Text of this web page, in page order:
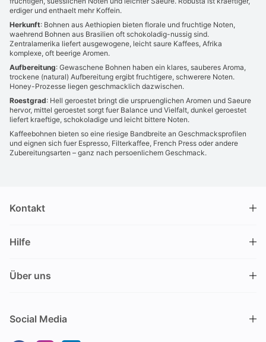
erdiger und enthaelt mehr Koffein.
Herkunft: Bohnen aus Aethiopien bieten florale und fruchtige Noten,
waehrend Bohnen aus Brasilien oft schokoladig-nussig sind.
Zentralamerika liefert ausgewogene, leicht saure Kaffees, Afrika
komplexe, oft beerige Aromen.
Aufbereitung: Gewaschene Bohnen haben ein klares, sauberes Aroma,
trockene (natural) Aufbereitung ergibt fruchtigere, schwerere Noten.
Honey-Prozesse liegen geschmacklich dazwischen.
Roestgrad: Hell geroestet bringt die urspruenglichen Aromen und Saeure
hervor, mittel geroestet sorgt fuer Balance und Vielfalt, dunkel geroestet
liefert kraeftige, schokoladige und leicht bittere Noten.
Kaffeebohnen bieten so eine riesige Bandbreite an Geschmacksprofilen
und eignen sich fuer Espresso, Filterkaffee, French Press oder andere
Zubereitungsarten – ganz nach persoenlichem Geschmack.
Kontakt
Nüschelerstrasse 35
Schweiz
info@drinks.ch
Hilfe
Lieferung & Abholung
Zahlungsoptionen
Über uns
Über uns
Social Media